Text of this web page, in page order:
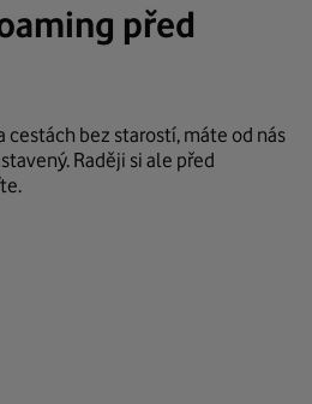
před
bez starostí, máte od nás
Raději si ale před